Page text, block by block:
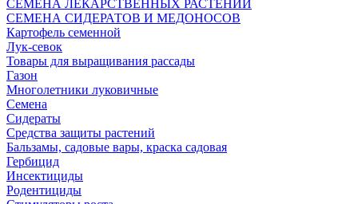
СЕМЕНА ЛЕКАРСТВЕННЫХ РАСТЕНИЙ
СЕМЕНА СИДЕРАТОВ И МЕДОНОСОВ
Картофель семенной
Лук-севок
Товары для выращивания рассады
Газон
Многолетники луковичные
Семена
Сидераты
Средства защиты растений
Бальзамы, садовые вары, краска садовая
Гербицид
Инсектициды
Родентициды